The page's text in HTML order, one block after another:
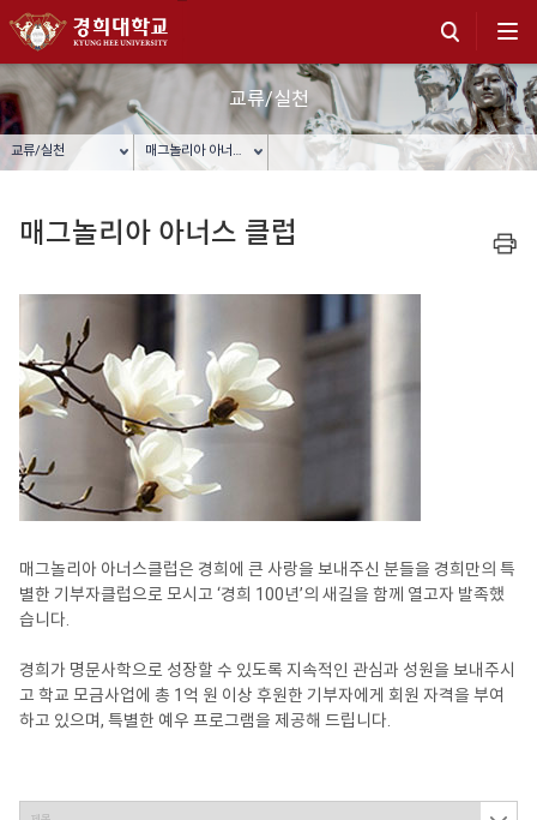
교류/실천
교류/실천 매그놀리아 아너스 클럽
프린트
매그놀리아 아너스 클럽
매그놀리아 아너스클럽은 경희에 큰 사랑을 보내주신 분들을 경희만의 특
별한 기부자클럽으로 모시고 ‘경희 100년’의 새길을 함께 열고자 발족했
습니다.
경희가 명문사학으로 성장할 수 있도록 지속적인 관심과 성원을 보내주시
고 학교 모금사업에 총 1억 원 이상 후원한 기부자에게 회원 자격을 부여
하고 있으며, 특별한 예우 프로그램을 제공해 드립니다.